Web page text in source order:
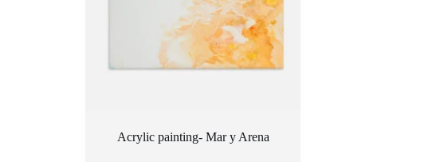
Acrylic painting- Mar y Arena